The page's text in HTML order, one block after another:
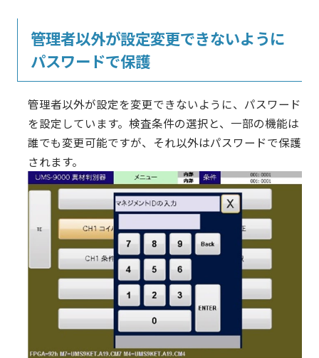
管理者以外が設定変更できないように
パスワードで保護
管理者以外が設定を変更できないように、パスワード
を設定しています。検査条件の選択と、一部の機能は
誰でも変更可能ですが、それ以外はパスワードで保護
されます。